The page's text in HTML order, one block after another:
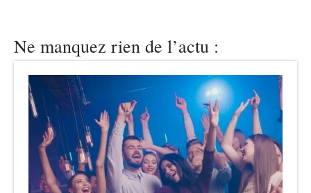
Ne manquez rien de l’actu :